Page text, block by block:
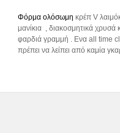
Φόρμα ολόσωμη κρέπ V
μανίκια , διακοσμητικά χρυσά
φαρδιά γραμμή . Ενα all time
πρέπει να λείπει από καμία